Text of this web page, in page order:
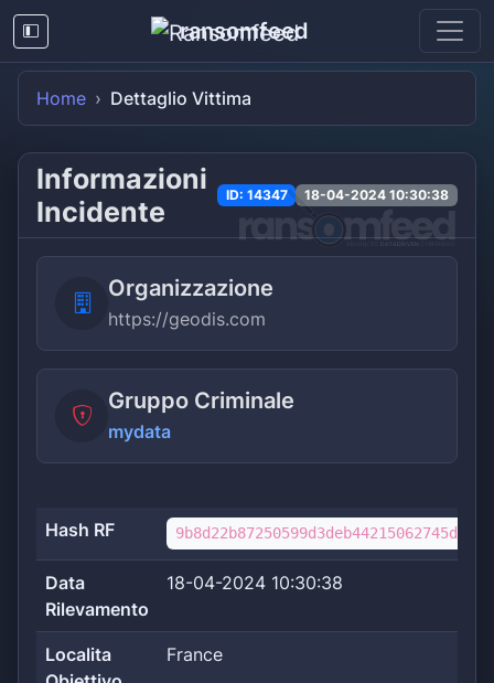
ransomfeed
Home Dettaglio Vittima
Informazioni
Incidente
ID: 14347 18-04-2024 10:30:38
Organizzazione
https://geodis.com
Gruppo Criminale
mydata
Hash RF
Data
Rilevamento
18-04-2024 10:30:38
Localita
France